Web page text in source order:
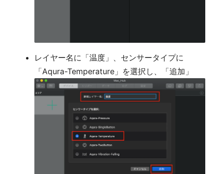
レイヤー名に「温度」、センサータイプに
「Aqura-Temperature」を選択し、「追加」